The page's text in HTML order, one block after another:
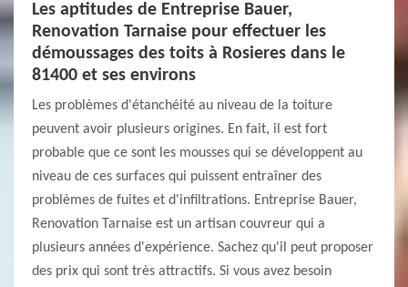
Les aptitudes de Entreprise Bauer,
Renovation Tarnaise pour effectuer les
démoussages des toits à Rosieres dans le
81400 et ses environs
Les problèmes d'étanchéité au niveau de la toiture
peuvent avoir plusieurs origines. En fait, il est fort
probable que ce sont les mousses qui se développent au
niveau de ces surfaces qui puissent entraîner des
problèmes de fuites et d'infiltrations. Entreprise Bauer,
Renovation Tarnaise est un artisan couvreur qui a
plusieurs années d'expérience. Sachez qu'il peut proposer
des prix qui sont très attractifs. Si vous avez besoin